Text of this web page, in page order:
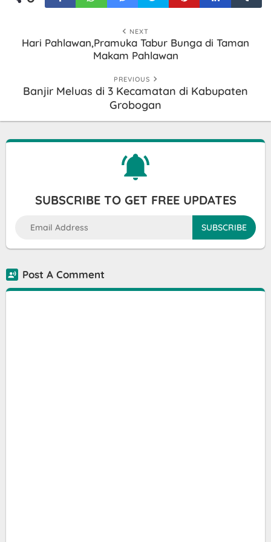
NEXT
Hari Pahlawan,Pramuka Tabur Bunga di Taman
Makam Pahlawan
PREVIOUS
Banjir Meluas di 3 Kecamatan di Kabupaten
Grobogan
SUBSCRIBE TO GET FREE UPDATES
Post A Comment